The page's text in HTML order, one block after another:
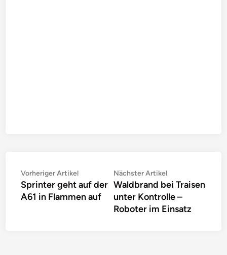
Beitragsnavigation
Vorheriger ArtikelVorheriger
Artikel:
Sprinter geht auf der
A61 in Flammen auf
Nächster ArtikelNächster
Artikel:
Waldbrand bei Traisen
unter Kontrolle –
Roboter im Einsatz